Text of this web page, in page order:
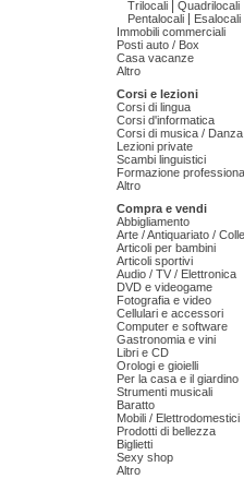
Trilocali
Quadrilocali
Pentalocali
Esalocali
Immobili commerciali
Posti auto / Box
Casa vacanze
Altro
Corsi e lezioni
Corsi di lingua
Corsi d'informatica
Corsi di musica /
Lezioni private
Scambi linguistici
Formazione
Altro
Compra e vendi
Abbigliamento
Arte / Antiquariato /
Articoli per bambini
Articoli sportivi
Audio / TV / Elettronica
DVD e videogame
Fotografia e video
Cellulari e accessori
Computer e software
Gastronomia e vini
Libri e CD
Orologi e gioielli
Per la casa e il giardino
Strumenti musicali
Baratto
Mobili / Elettrodomestici
Prodotti di bellezza
Biglietti
Sexy shop
Altro